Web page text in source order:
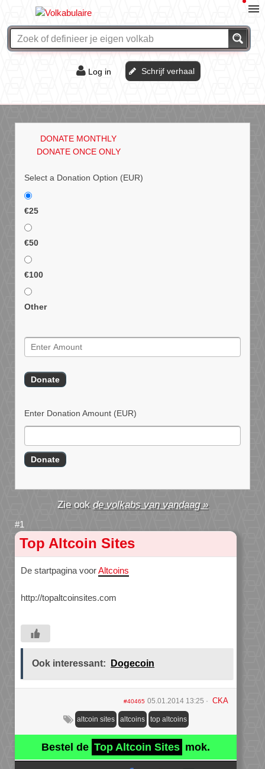
Log in Schrijf verhaal
DONATE MONTHLY
DONATE ONCE ONLY
Select a Donation Option (EUR)
€25
€50
€100
Other
Enter Donation Amount (EUR)
de volkabs van vandaag »
Top Altcoin Sites
De startpagina voorAltcoins
http://topaltcoinsites.com
Ook interessant: Dogecoin
#40465 05.01.2014 13:25 CKA
altcoin sites altcoins top altcoins
Bestel de Top Altcoin Sites mok.